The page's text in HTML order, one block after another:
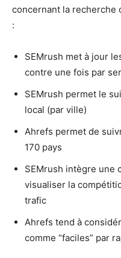
concernant la recherche
:
SEMrush met à jour
contre une fois par
SEMrush permet le
local (par ville)
Ahrefs permet de
170 pays
SEMrush intègre une
visualiser la
trafic
Ahrefs tend à
comme “faciles” par